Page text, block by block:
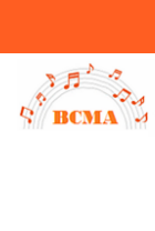
You